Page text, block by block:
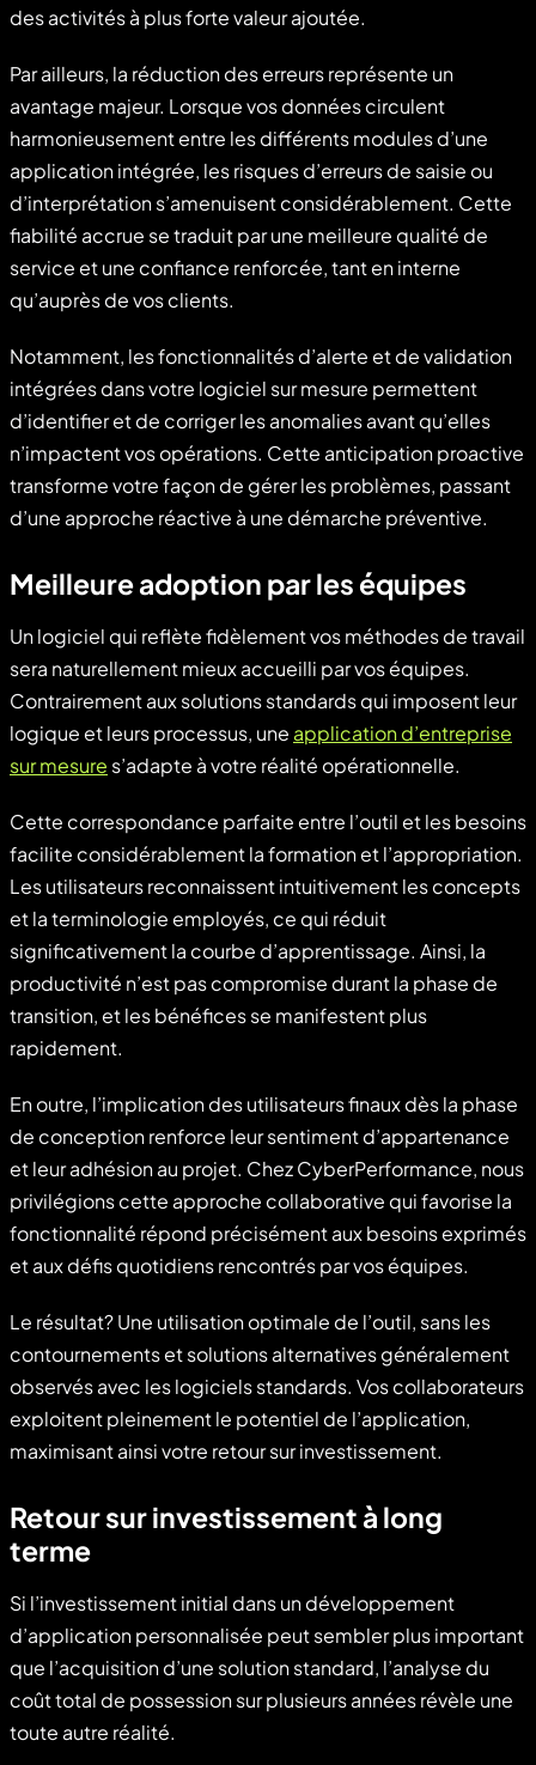
des activités à plus forte valeur ajoutée.
Par ailleurs, la réduction des erreurs représente un
avantage majeur. Lorsque vos données circulent
harmonieusement entre les différents modules d’une
application intégrée, les risques d’erreurs de saisie ou
d’interprétation s’amenuisent considérablement. Cette
fiabilité accrue se traduit par une meilleure qualité de
service et une confiance renforcée, tant en interne
qu’auprès de vos clients.
Notamment, les fonctionnalités d’alerte et de validation
intégrées dans votre logiciel sur mesure permettent
d’identifier et de corriger les anomalies avant qu’elles
n’impactent vos opérations. Cette anticipation proactive
transforme votre façon de gérer les problèmes, passant
d’une approche réactive à une démarche préventive.
Meilleure adoption par les équipes
Un logiciel qui reflète fidèlement vos méthodes de travail
sera naturellement mieux accueilli par vos équipes.
Contrairement aux solutions standards qui imposent leur
logique et leurs processus, une application d’entreprise
sur mesure s’adapte à votre réalité opérationnelle.
Cette correspondance parfaite entre l’outil et les besoins
facilite considérablement la formation et l’appropriation.
Les utilisateurs reconnaissent intuitivement les concepts
et la terminologie employés, ce qui réduit
significativement la courbe d’apprentissage. Ainsi, la
productivité n’est pas compromise durant la phase de
transition, et les bénéfices se manifestent plus
rapidement.
En outre, l’implication des utilisateurs finaux dès la phase
de conception renforce leur sentiment d’appartenance
et leur adhésion au projet. Chez CyberPerformance, nous
privilégions cette approche collaborative qui favorise la
fonctionnalité répond précisément aux besoins exprimés
et aux défis quotidiens rencontrés par vos équipes.
Le résultat? Une utilisation optimale de l’outil, sans les
contournements et solutions alternatives généralement
observés avec les logiciels standards. Vos collaborateurs
exploitent pleinement le potentiel de l’application,
maximisant ainsi votre retour sur investissement.
Retour sur investissement à long
terme
Si l’investissement initial dans un développement
d’application personnalisée peut sembler plus important
que l’acquisition d’une solution standard, l’analyse du
coût total de possession sur plusieurs années révèle une
toute autre réalité.